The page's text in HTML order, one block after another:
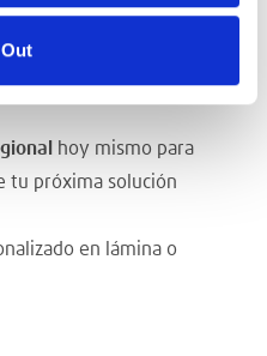
reduce los
avanzar para
hoy mismo para
tu próxima solución
en lámina o